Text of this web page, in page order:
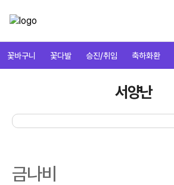
꽃바구니 꽃다발 승진/취임 축하화환
서양난
금나비